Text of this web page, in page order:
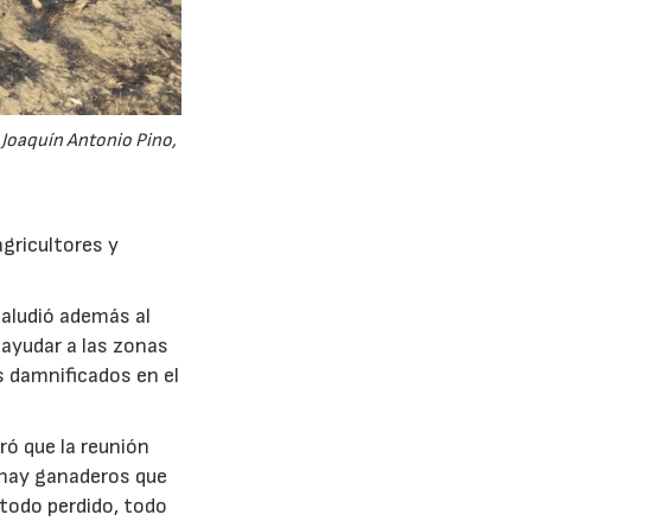
Antonio Pino,
y
además al
a las zonas
damnificados en el
que la reunión
ganaderos que
perdido, todo